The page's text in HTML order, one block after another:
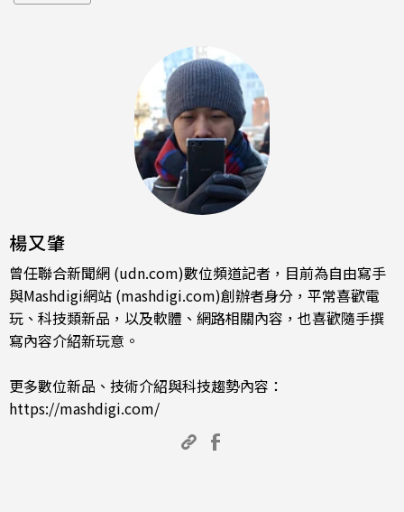
楊又肇
曾任聯合新聞網 (udn.com)數位頻道記者，目前為自由寫手
與Mashdigi網站 (mashdigi.com)創辦者身分，平常喜歡電
玩、科技類新品，以及軟體、網路相關內容，也喜歡隨手撰
寫內容介紹新玩意。
更多數位新品、技術介紹與科技趨勢內容：
https://mashdigi.com/